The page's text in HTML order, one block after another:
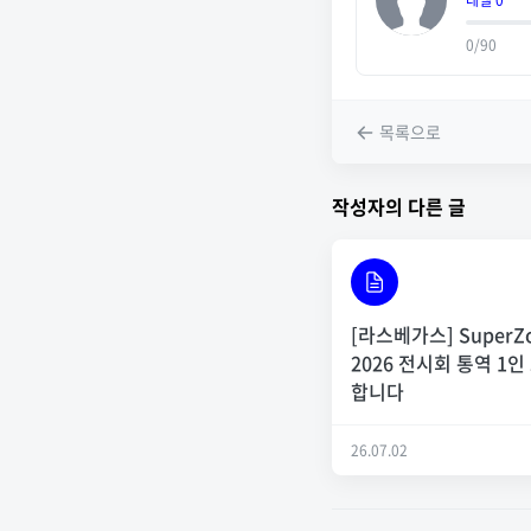
0/90
목록으로
작성자의 다른 글
[라스베가스]
2026 전시회 통역 1인
합니다
26.07.02